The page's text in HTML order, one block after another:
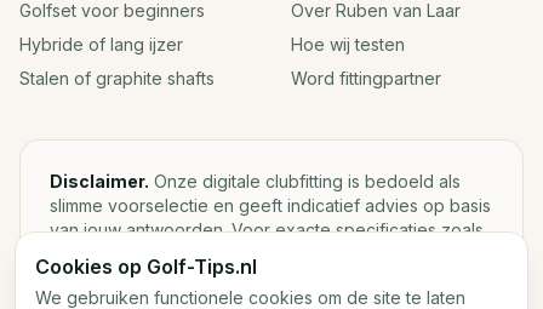
Golfset voor beginners
Hybride of lang ijzer
Stalen of graphite shafts
Over Ruben van Laar
Hoe wij testen
Word fittingpartner
Disclaimer. Onze digitale clubfitting is bedoeld als
slimme voorselectie en geeft indicatief advies op basis
van jouw antwoorden. Voor exacte specificaties zoals
loft, lie, shaftgewicht en swingweight blijft een fysieke
fitting met launch monitor de beste keuze.
Cookies op Golf-Tips.nl
We gebruiken functionele cookies om de site te laten